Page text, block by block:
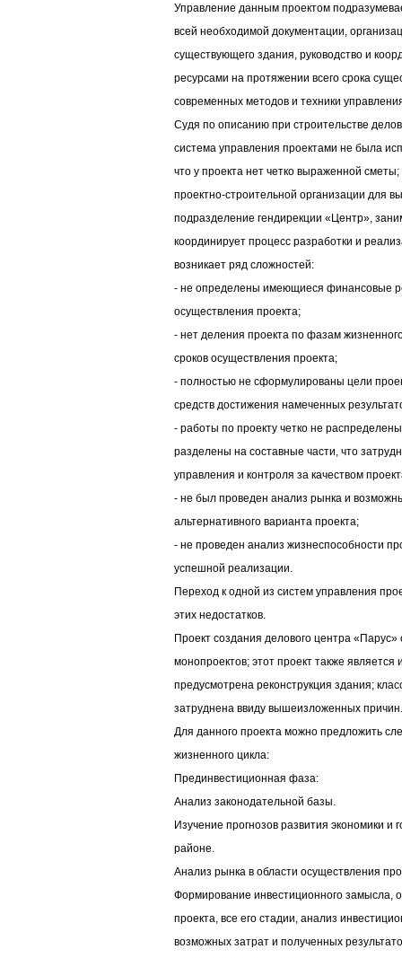
Управление данным проектом
всей необходимой документации,
существующего здания, руководство и
ресурсами на протяжении всего срока
современных методов и техники
Судя по описанию при строительстве
система управления проектами не была
что у проекта нет четко выраженной
проектно-строительной организации для
подразделение гендирекции «Центр»,
координирует процесс разработки и
возникает ряд сложностей:
- не определены имеющиеся финансовые
осуществления проекта;
- нет деления проекта по фазам
сроков осуществления проекта;
- полностью не сформулированы цели
средств достижения намеченных
- работы по проекту четко не
разделены на составные части, что
управления и контроля за качеством
- не был проведен анализ рынка и
альтернативного варианта проекта;
- не проведен анализ жизнеспособности
успешной реализации.
Переход к одной из систем управления
этих недостатков.
Проект создания делового центра «Парус»
монопроектов; этот проект также является
предусмотрена реконструкция здания;
затруднена ввиду вышеизложенных причин.
Для данного проекта можно предложить
жизненного цикла:
Прединвестиционная фаза:
Анализ законодательной базы.
Изучение прогнозов развития экономики и
районе.
Анализ рынка в области осуществления
Формирование инвестиционного замысла,
проекта, все его стадии, анализ
возможных затрат и полученных